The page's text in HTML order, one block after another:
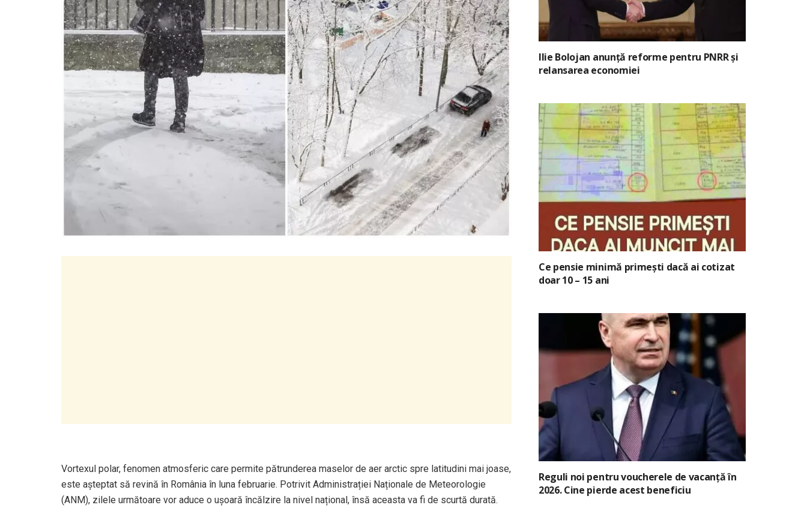
Vortexul polar, fenomen atmosferic care permite pătrunderea maselor de aer arctic spre latitudini mai joase,
este așteptat să revină în România în luna februarie. Potrivit Administrației Naționale de Meteorologie
(ANM), zilele următoare vor aduce o ușoară încălzire la nivel național, însă aceasta va fi de scurtă durată.
Ilie Bolojan anunță reforme pentru PNRR și
relansarea economiei
Ce pensie minimă primești dacă ai cotizat
doar 10 – 15 ani
Reguli noi pentru voucherele de vacanță în
2026. Cine pierde acest beneficiu